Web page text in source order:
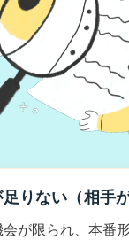
りない（相手が
会が限られ、本番